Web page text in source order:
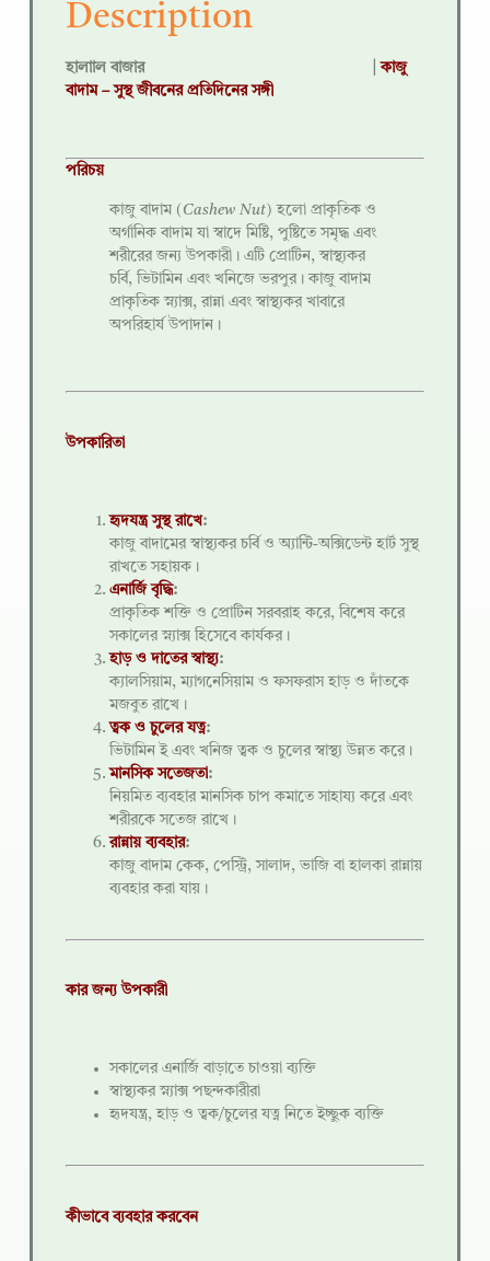
Description
হালাাল বাজার |কাজু
বাদাম – সুস্থ জীবনের প্রতিদিনের সঙ্গী
পরিচয়
কাজু বাদাম ( Cashew Nut) হলো প্রাকৃতিক ও
অর্গানিক বাদাম যা স্বাদে মিষ্টি, পুষ্টিতে সমৃদ্ধ এবং
শরীরের জন্য উপকারী। এটি প্রোটিন, স্বাস্থ্যকর
চর্বি, ভিটামিন এবং খনিজে ভরপুর। কাজু বাদাম
প্রাকৃতিক স্ন্যাক্স, রান্না এবং স্বাস্থ্যকর খাবারে
অপরিহার্য উপাদান।
উপকারিতা
হৃদযন্ত্র সুস্থ রাখে:
কাজু বাদামের স্বাস্থ্যকর চর্বি ও অ্যান্টি-অক্সিডেন্ট হার্ট সুস্থ
রাখতে সহায়ক।
এনার্জি বৃদ্ধি:
প্রাকৃতিক শক্তি ও প্রোটিন সরবরাহ করে, বিশেষ করে
সকালের স্ন্যাক্স হিসেবে কার্যকর।
হাড় ও দাতের স্বাস্থ্য:
ক্যালসিয়াম, ম্যাগনেসিয়াম ও ফসফরাস হাড় ও দাঁতকে
মজবুত রাখে।
ত্বক ও চুলের যত্ন:
ভিটামিন ই এবং খনিজ ত্বক ও চুলের স্বাস্থ্য উন্নত করে।
মানসিক সতেজতা:
নিয়মিত ব্যবহার মানসিক চাপ কমাতে সাহায্য করে এবং
শরীরকে সতেজ রাখে।
রান্নায় ব্যবহার:
কাজু বাদাম কেক, পেস্ট্রি, সালাদ, ভাজি বা হালকা রান্নায়
ব্যবহার করা যায়।
কার জন্য উপকারী
সকালের এনার্জি বাড়াতে চাওয়া ব্যক্তি
স্বাস্থ্যকর স্ন্যাক্স পছন্দকারীরা
হৃদযন্ত্র, হাড় ও ত্বক/চুলের যত্ন নিতে ইচ্ছুক ব্যক্তি
কীভাবে ব্যবহার করবেন